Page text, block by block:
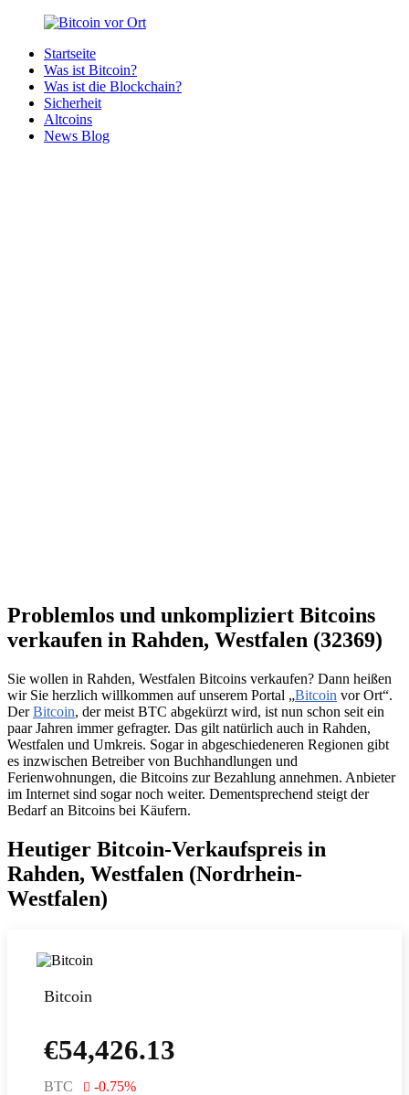
Zurück
Inhalt
Bitcoin
Bitcoins
deiner
Region
Startseite
Was ist Bitcoin?
Was ist die Blockchain?
Sicherheit
Altcoins
News Blog
Problemlos und unkompliziert Bitcoins
verkaufen in Rahden, Westfalen (32369)
Sie wollen in Rahden, Westfalen Bitcoins verkaufen? Dann heißen
wir Sie herzlich willkommen auf unserem Portal „Bitcoin vor Ort“.
DerBitcoin, der meist BTC abgekürzt wird, ist nun schon seit ein
paar Jahren immer gefragter. Das gilt natürlich auch in Rahden,
Westfalen und Umkreis. Sogar in abgeschiedeneren Regionen gibt
es inzwischen Betreiber von Buchhandlungen und
Ferienwohnungen, die Bitcoins zur Bezahlung annehmen. Anbieter
im Internet sind sogar noch weiter. Dementsprechend steigt der
Bedarf an Bitcoins bei Käufern.
Heutiger Bitcoin-Verkaufspreis in
Rahden, Westfalen (Nordrhein-
Westfalen)
Bitcoin
€54,426.13
BTC -0.75%